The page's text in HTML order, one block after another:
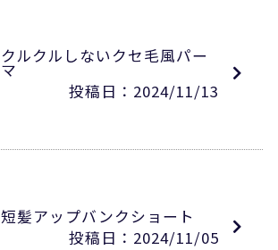
クルクルしないクセ毛風パー
マ
投稿日：2024/11/13
短髪アップバンクショート
投稿日：2024/11/05